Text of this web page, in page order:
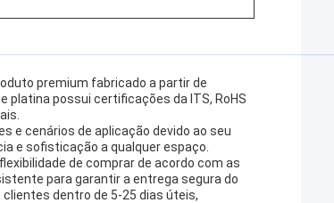
premium fabricado a partir de
platina possui certificações da ITS, RoHS
e cenários de aplicação devido ao seu
e sofisticação a qualquer espaço.
de comprar de acordo com as
para garantir a entrega segura do
dentro de 5-25 dias úteis,